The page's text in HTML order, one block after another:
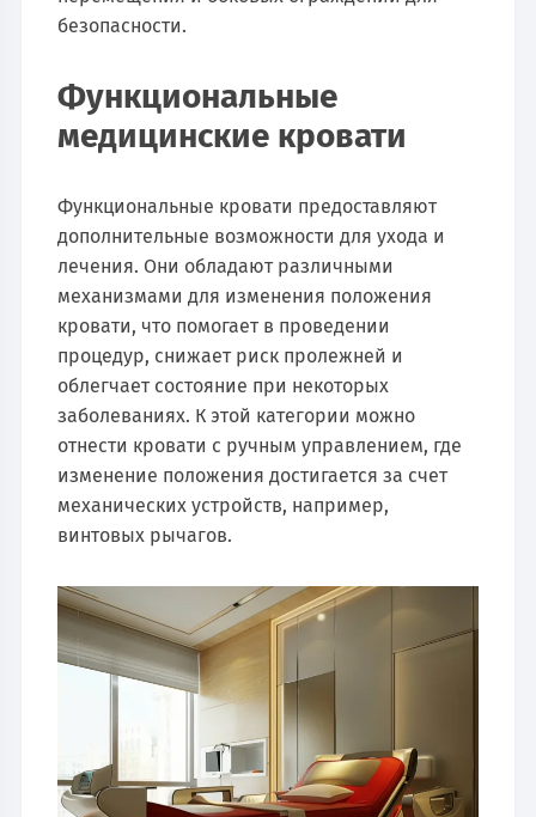
безопасности.
Функциональные
медицинские кровати
Функциональные кровати предоставляют
дополнительные возможности для ухода и
лечения. Они обладают различными
механизмами для изменения положения
кровати, что помогает в проведении
процедур, снижает риск пролежней и
облегчает состояние при некоторых
заболеваниях. К этой категории можно
отнести кровати с ручным управлением, где
изменение положения достигается за счет
механических устройств, например,
винтовых рычагов.